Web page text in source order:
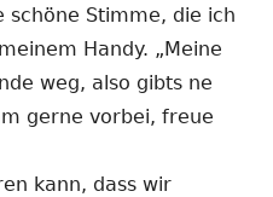
schöne Stimme, die ich
Handy. „Meine
weg, also gibts ne
gerne vorbei, freue
kann, dass wir